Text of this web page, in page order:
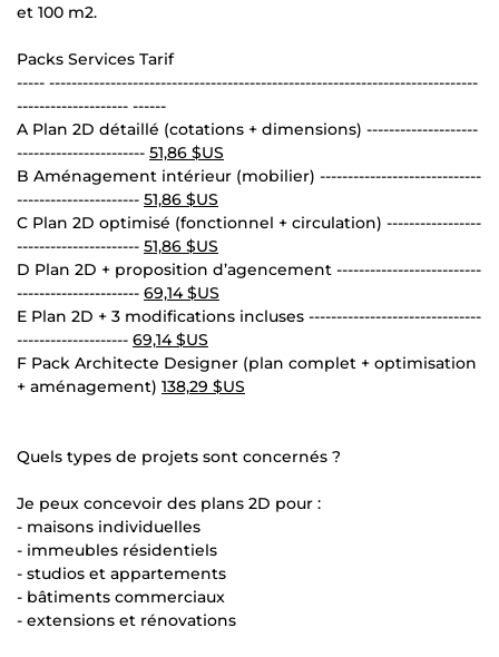
et 100 m2.
Packs Services Tarif
----- -----------------------------------------------------------------------------
-------------------- ------
A Plan 2D détaillé (cotations + dimensions) --------------------
----------------------- 51,86 $US
B Aménagement intérieur (mobilier) -----------------------------
---------------------- 51,86 $US
C Plan 2D optimisé (fonctionnel + circulation) -----------------
---------------------- 51,86 $US
D Plan 2D + proposition d’agencement --------------------------
---------------------- 69,14 $US
E Plan 2D + 3 modifications incluses -------------------------------
-------------------- 69,14 $US
F Pack Architecte Designer (plan complet + optimisation
+ aménagement) 138,29 $US
Quels types de projets sont concernés ?
Je peux concevoir des plans 2D pour :
- maisons individuelles
- immeubles résidentiels
- studios et appartements
- bâtiments commerciaux
- extensions et rénovations